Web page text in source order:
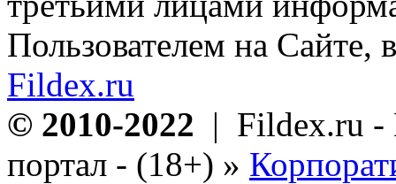
Пользователем на Сайте,
Fildex.ru
© 2010-2022 | Fildex.ru -
портал - (18+) »